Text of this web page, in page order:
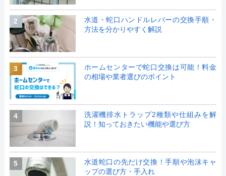
2
水道・蛇口ハンドルレバーの交換手順・
方法を分かりやすく解説
3
ホームセンターで蛇口交換は可能！料金
の相場や業者選びのポイント
4
洗濯機排水トラップ2種類や仕組みを解
説！知っておきたい機能や選び方
5
水道蛇口の先だけ交換！手順や泡沫キャ
ップの選び方・手入れ